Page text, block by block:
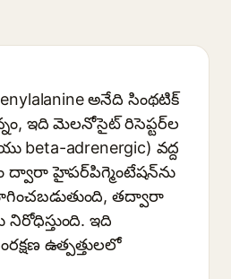
అనేది సింథటిక్
ఇది మెలనోసైట్ రిసెప్టర్‌ల
beta-adrenergic) వద్ద
హైపర్‌పిగ్మెంటేషన్‌ను
తద్వారా
ఇది
ఉత్పత్తులలో